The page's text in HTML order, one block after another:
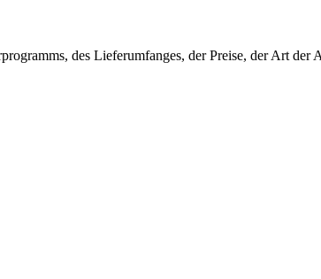
des Lieferumfanges, der Preise, der Art der